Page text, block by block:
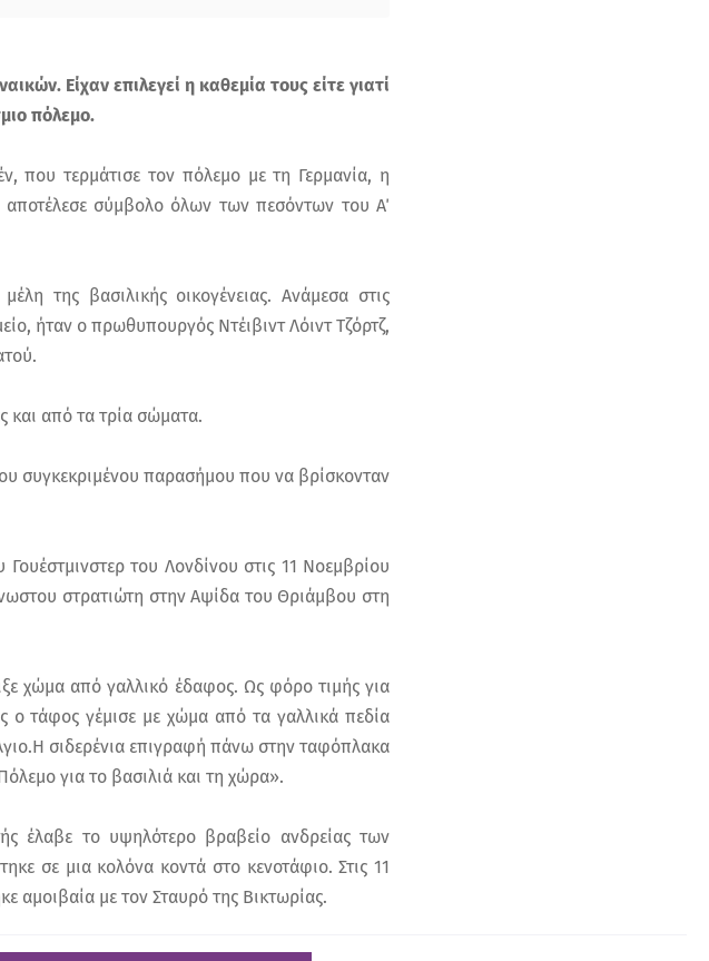
Είχαν επιλεγεί η καθεμία τους είτε γιατί
πόλεμο.
που τερμάτισε τον πόλεμο με τη Γερμανία, η
σύμβολο όλων των πεσόντων του Α΄
της βασιλικής οικογένειας. Ανάμεσα στις
ήταν ο πρωθυπουργός Ντέιβιντ Λόιντ Τζόρτζ,
και από τα τρία σώματα.
συγκεκριμένου παρασήμου που να βρίσκονταν
του Λονδίνου στις 11 Νοεμβρίου
στρατιώτη στην Αψίδα του Θριάμβου στη
χώμα από γαλλικό έδαφος. Ως φόρο τιμής για
ο τάφος γέμισε με χώμα από τα γαλλικά πεδία
σιδερένια επιγραφή πάνω στην ταφόπλακα
για το βασιλιά και τη χώρα».
έλαβε το υψηλότερο βραβείο ανδρείας των
σε μια κολόνα κοντά στο κενοτάφιο. Στις 11
αμοιβαία με τον Σταυρό της Βικτωρίας.